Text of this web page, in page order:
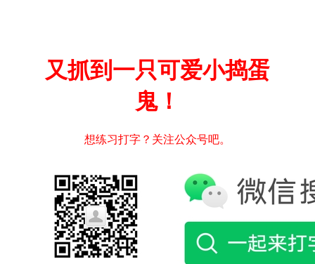
又抓到一只可爱小捣蛋
鬼！
想练习打字？关注公众号吧。